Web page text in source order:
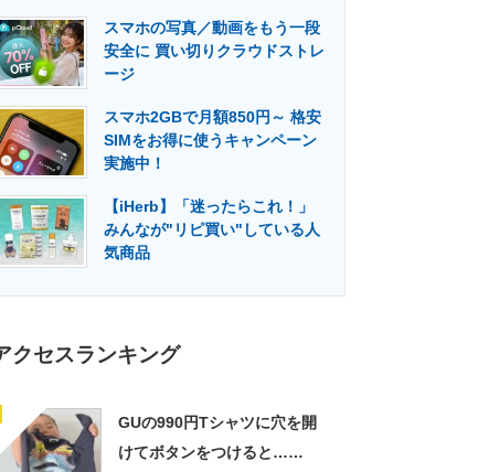
メディア 建設×テクノロジーの最前線
スマホの写真／動画をもう一段
安全に 買い切りクラウドストレ
ージ
スマホ2GBで月額850円～ 格安
SIMをお得に使うキャンペーン
実施中！
【iHerb】「迷ったらこれ！」
みんなが"リピ買い"している人
気商品
クセスランキング
GUの990円Tシャツに穴を開
けてボタンをつけると……